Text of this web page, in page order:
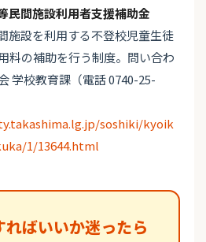
民間施設利用者支援補助金
施設を利用する不登校児童生徒
料の補助を行う制度。問い合わ
学校教育課（電話 0740-25-
soshiki/kyoik
1/13644.html
ればいいか迷ったら